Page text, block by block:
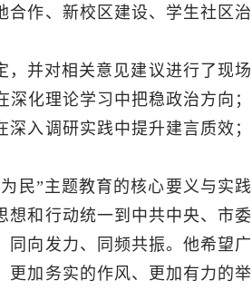
合作、新校区建设、学生社区治
，并对相关意见建议进行了现场
化理论学习中把稳政治方向；
入调研实践中提升建言质效；
民”主题教育的核心要义与实践
想和行动统一到中共中央、市委
同向发力、同频共振。他希望广
更加务实的作风、更加有力的举